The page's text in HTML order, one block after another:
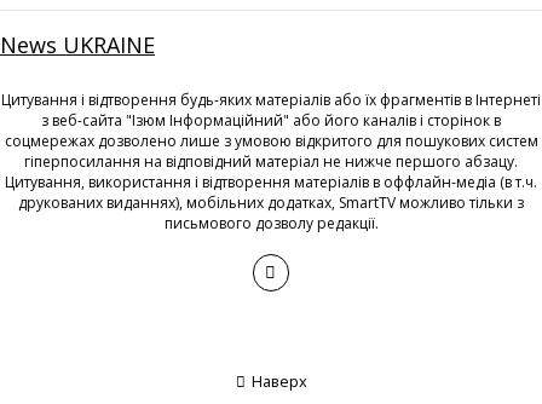
News UKRAINE
Цитування і відтворення будь-яких матеріалів або їх фрагментів в Інтернеті
з веб-сайта "Ізюм Інформаційний" або його каналів і сторінок в
соцмережах дозволено лише з умовою відкритого для пошукових систем
гіперпосилання на відповідний матеріал не нижче першого абзацу.
Цитування, використання і відтворення матеріалів в оффлайн-медіа (в т.ч.
друкованих виданнях), мобільних додатках, SmartTV можливо тільки з
письмового дозволу редакції.
Наверх